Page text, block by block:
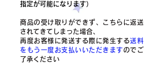
指定が可能になります）
商品の受け取りができず、こちらに返送
されてきてしまった場合、
​再度お客様に発送する際に発生する送料
をもう一度お支払いいただきますのでご
了承ください